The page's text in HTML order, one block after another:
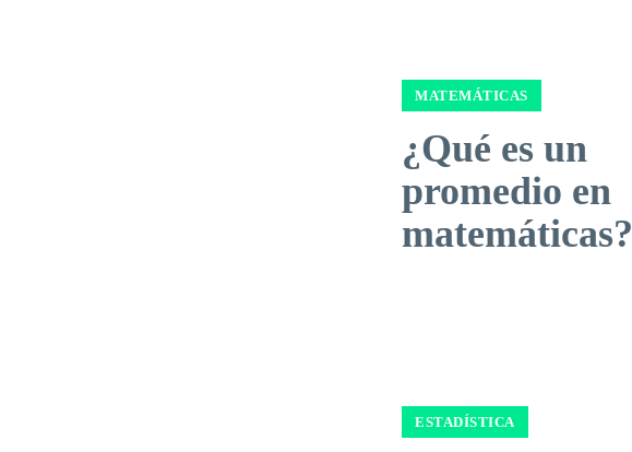
MATEMÁTICAS
¿Qué es un
promedio en
matemáticas?
ESTADÍSTICA